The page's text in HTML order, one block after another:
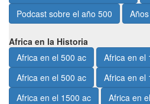
Podcast sobre el año 500
Africa en la Historia
Africa en el 500 ac
Africa en
Africa en el 500 ac
Africa
Africa en el 1500 ac
Africa en